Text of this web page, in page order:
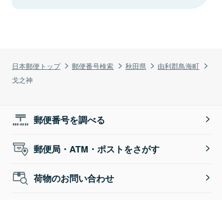
日本郵便トップ 郵便番号検索 秋田県
由利郡鳥海町
戈之神
郵便番号を調べる
郵便局・ATM・ポストをさがす
荷物のお問い合わせ